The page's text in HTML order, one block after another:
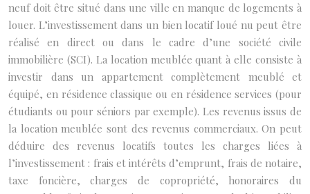
neuf doit être situé dans une ville en manque de logements à
louer. L’investissement dans un bien locatif loué nu peut être
réalisé en direct ou dans le cadre d’une société civile
immobilière (SCI). La location meublée quant à elle consiste à
investir dans un appartement complètement meublé et
équipé, en résidence classique ou en résidence services (pour
étudiants ou pour séniors par exemple). Les revenus issus de
la location meublée sont des revenus commerciaux. On peut
déduire des revenus locatifs toutes les charges liées à
l’investissement : frais et intérêts d’emprunt, frais de notaire,
taxe foncière, charges de copropriété, honoraires du